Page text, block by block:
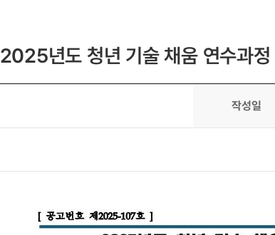
2025년도 청년 기술 채움 연수과정
작성일